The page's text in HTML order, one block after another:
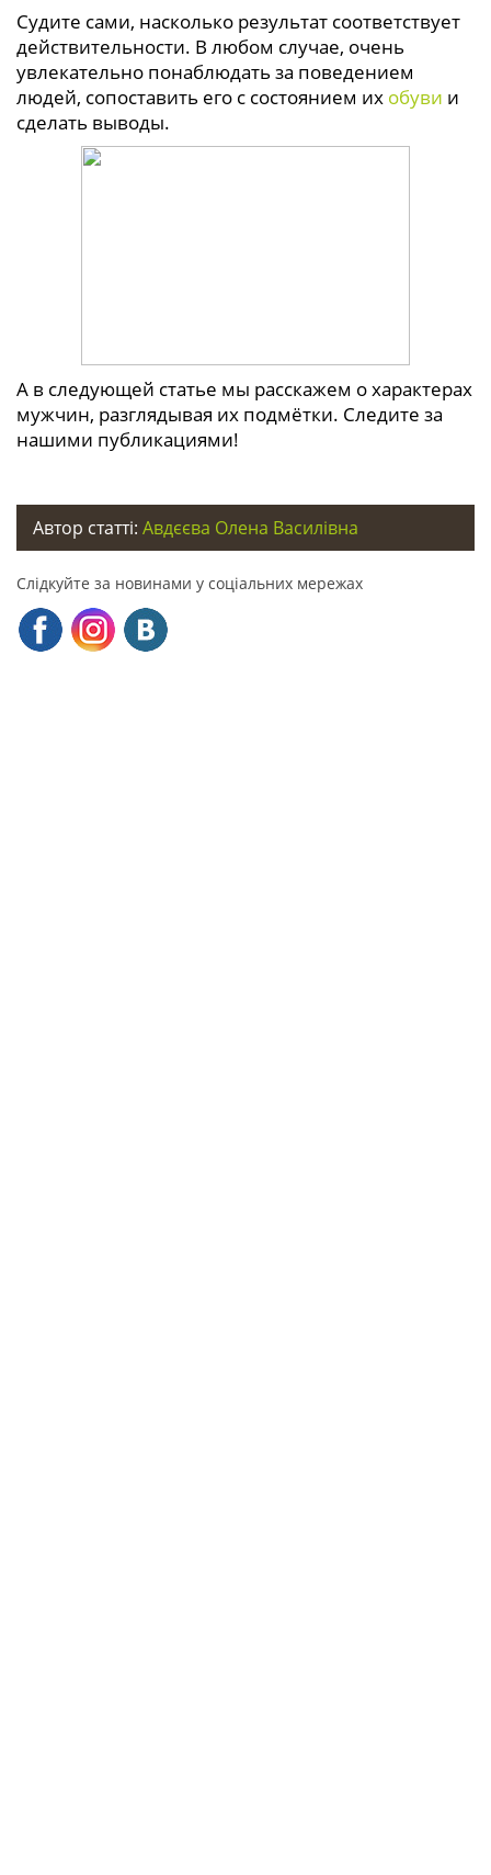
Судите сами, насколько результат соответствует
действительности. В любом случае, очень
увлекательно понаблюдать за поведением
людей, сопоставить его с состоянием их обуви и
сделать выводы.
А в следующей статье мы расскажем о характерах
мужчин, разглядывая их подмётки. Следите за
нашими публикациями!
Автор статті: Авдєєва Олена Василівна
Слідкуйте за новинами у соціальних мережах